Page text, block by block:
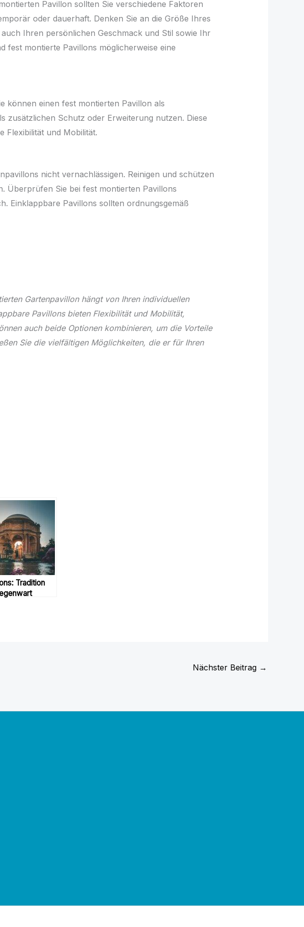
Pavillon sollten Sie verschiedene Faktoren
oder dauerhaft. Denken Sie an die Größe Ihres
Ihren persönlichen Geschmack und Stil sowie Ihr
fest montierte Pavillons möglicherweise eine
können einen fest montierten Pavillon als
zusätzlichen Schutz oder Erweiterung nutzen. Diese
Flexibilität und Mobilität.
nicht vernachlässigen. Reinigen und schützen
Überprüfen Sie bei fest montierten Pavillons
Einklappbare Pavillons sollten ordnungsgemäß
Gartenpavillon hängt von Ihren individuellen
Pavillons bieten Flexibilität und Mobilität,
auch beide Optionen kombinieren, um die Vorteile
Sie die vielfältigen Möglichkeiten, die er für Ihren
Tradition
Nächster Beitrag →